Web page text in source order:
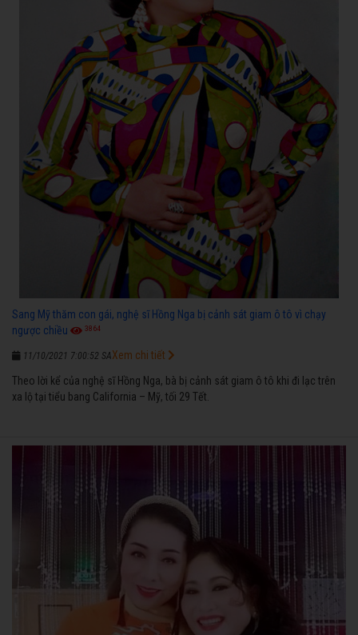
Sang Mỹ thăm con gái, nghệ sĩ Hồng Nga bị cảnh sát giam ô tô vì chạy
ngược chiều
3864
11/10/2021 7:00:52 SA
Theo lời kể của nghệ sĩ Hồng Nga, bà bị cảnh sát giam ô tô khi đi lạc trên
xa lộ tại tiểu bang California – Mỹ, tối 29 Tết.
Xem chi tiết